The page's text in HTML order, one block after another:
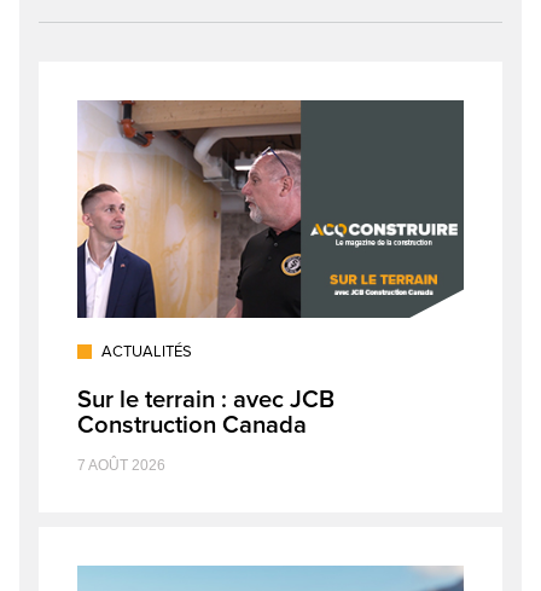
ACTUALITÉS
Sur le terrain : avec JCB
Construction Canada
7 AOÛT 2026